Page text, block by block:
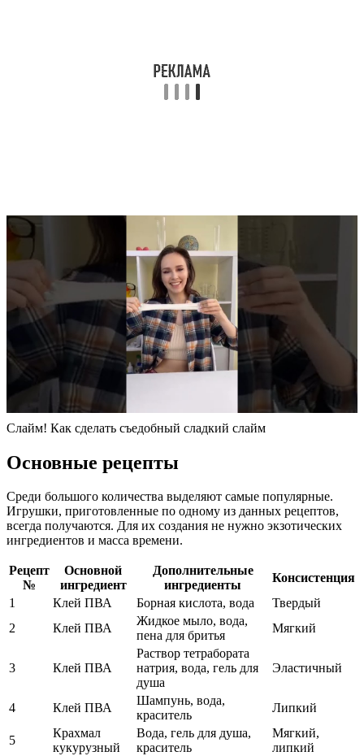
Слайм! Как сделать съедобный сладкий слайм
Основные рецепты
Среди большого количества выделяют самые популярные.
Игрушки, приготовленные по одному из данных рецептов,
всегда получаются. Для их создания не нужно экзотических
ингредиентов и масса времени.
Рецепт
№
Основной
ингредиент
Дополнительные
ингредиенты
Консистенция
1
Клей ПВА Борная кислота, вода
Твердый
2
Клей ПВА
Жидкое мыло, вода,
пена для бритья
Мягкий
3 Клей ПВА
Раствор тетрабората
натрия, вода, гель для
душа
Эластичный
4 Клей ПВА
Шампунь, вода,
краситель
Липкий
5
Крахмал
кукурузный
Вода, гель для душа,
краситель
Мягкий,
липкий